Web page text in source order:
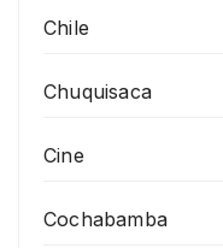
Chile
Chuquisaca
Cine
Cochabamba